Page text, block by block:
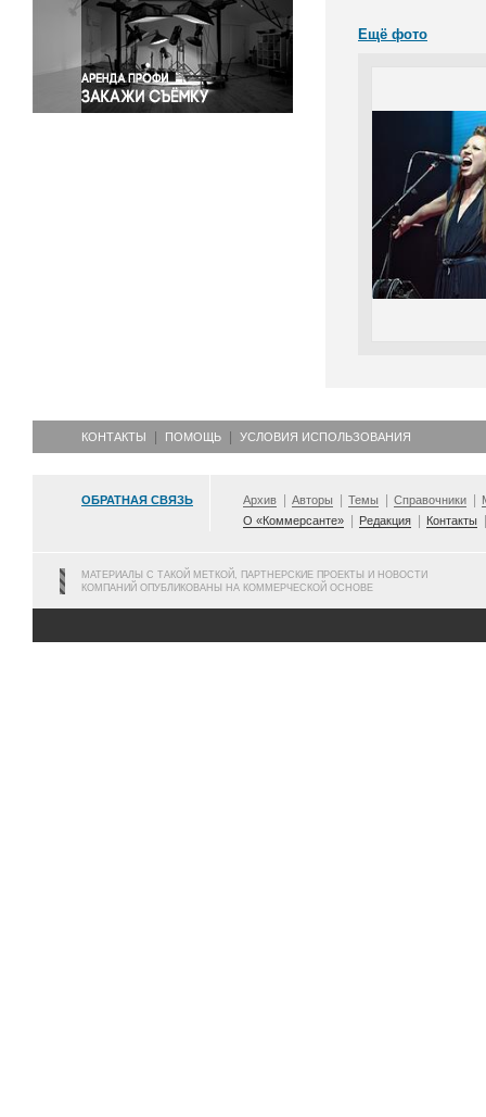
Спорт
Экология
Экономика и бизнес
Ещё фото
КОНТАКТЫ ПОМОЩЬ УСЛОВИЯ ИСПОЛЬЗОВАНИЯ
ОБРАТНАЯ СВЯЗЬ Архив Авторы Темы Справочники
О «Коммерсанте»
Редакция Контакты
МАТЕРИАЛЫ С ТАКОЙ МЕТКОЙ, ПАРТНЕРСКИЕ ПРОЕКТЫ И НОВОСТИ
КОМПАНИЙ ОПУБЛИКОВАНЫ НА КОММЕРЧЕСКОЙ ОСНОВЕ